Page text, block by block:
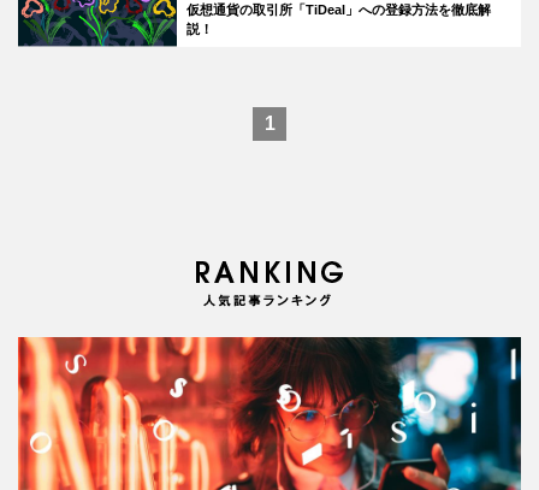
仮想通貨の取引所「TiDeal」への登録方法を徹底解
説！
1